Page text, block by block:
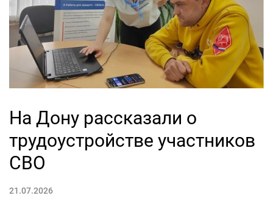
На Дону рассказали о
трудоустройстве участников
СВО
21.07.2026